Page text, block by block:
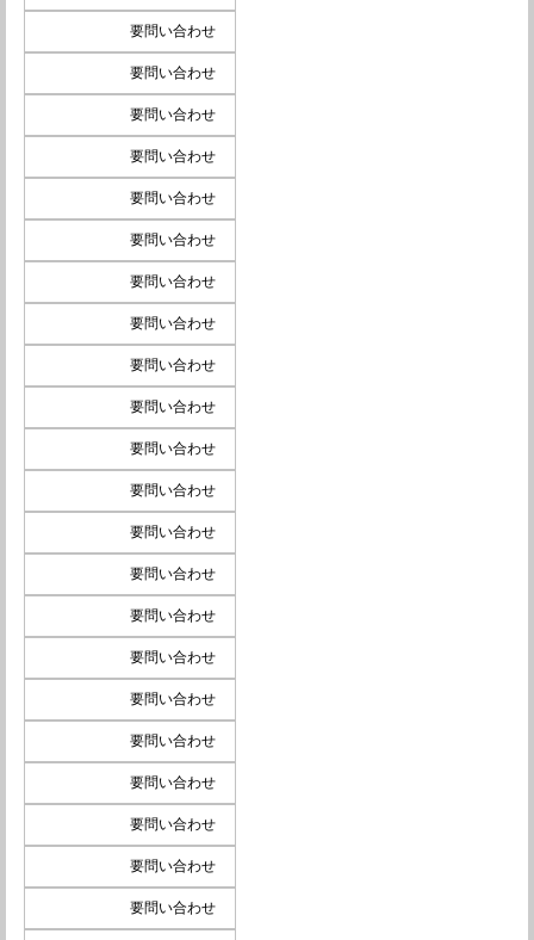
要問い合わせ
要問い合わせ
要問い合わせ
要問い合わせ
要問い合わせ
要問い合わせ
要問い合わせ
要問い合わせ
要問い合わせ
要問い合わせ
要問い合わせ
要問い合わせ
要問い合わせ
要問い合わせ
要問い合わせ
要問い合わせ
要問い合わせ
要問い合わせ
要問い合わせ
要問い合わせ
要問い合わせ
要問い合わせ